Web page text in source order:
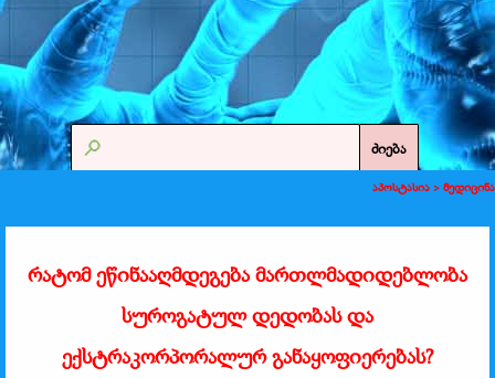
ძიება
აპოსტასია > მედიცინა
რატომ ეწინააღმდეგება მართლმადიდებლობა
სუროგატულ დედობას და
ექსტრაკორპორალურ განაყოფიერებას?